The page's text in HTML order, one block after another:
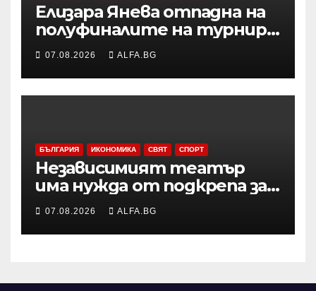
Елизара Янева отпадна на
полуфиналите на турнир
по тенис УТА 125 във
Варшава, ще запише ново
рекордно класиране в
световната ранглиста в
07.08.2026 ALFA.BG
БЪЛГАРИЯ ИКОНОМИКА СВЯТ СПОРТ
Независимият театър
има нужда от подкрепа за
копродукции с
държавните сцени,
смятат Боряна Йовкова и
07.08.2026 ALFA.BG